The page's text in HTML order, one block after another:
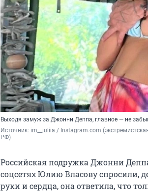
Выходя замуж за Джонни Деппа, главное — не
Источник: im__iuliia / Instagram.com
РФ)
Российская подружка Джонни
соцсетях Юлию Власову спросили,
руки и сердца, она ответила, что